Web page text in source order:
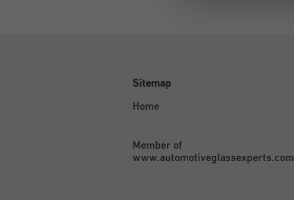
Sitemap
Home
Member of
www.automotiveglassexperts.com